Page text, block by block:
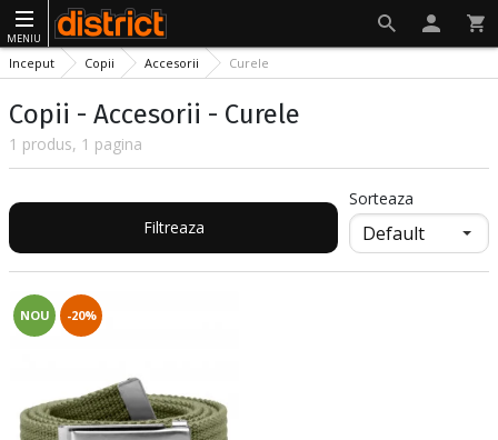
MENIU
Inceput Copii Accesorii Curele
Copii - Accesorii - Curele
1 produs, 1 pagina
Filtreaza
Sorteaza
NOU -20%